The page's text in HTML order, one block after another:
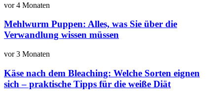
vor 4 Monaten
Mehlwurm Puppen: Alles, was Sie über die
Verwandlung wissen müssen
vor 3 Monaten
Käse nach dem Bleaching: Welche Sorten eignen
sich – praktische Tipps für die weiße Diät